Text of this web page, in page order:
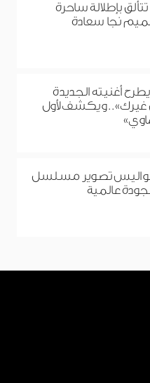
بإطلالة ساحرة
نجا سعادة
أغنيته الجديدة
غيرك».. ويكشف لأول
تصوير مسلسل
عالمية